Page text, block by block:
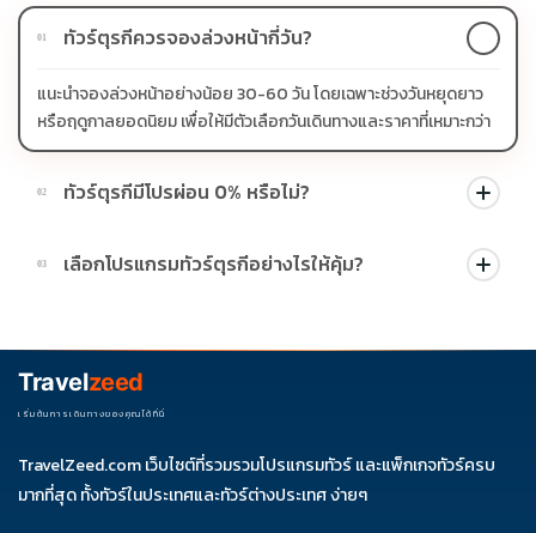
01 ทัวร์ตุรกีควรจองล่วงหน้ากี่วัน?
แนะนำจองล่วงหน้าอย่างน้อย 30-60 วัน โดยเฉพาะช่วงวันหยุดยาว
หรือฤดูกาลยอดนิยม เพื่อให้มีตัวเลือกวันเดินทางและราคาที่เหมาะกว่า
02 ทัวร์ตุรกีมีโปรผ่อน 0% หรือไม่?
บางโปรแกรมมีโปรผ่อน 0% หรือโปรโมชั่นบัตรเครดิตตามเงื่อนไขที่
บริษัทกำหนด สามารถดูสัญลักษณ์โปรโมชั่นในรายการทัวร์แต่ละ
03 เลือกโปรแกรมทัวร์ตุรกีอย่างไรให้คุ้ม?
ช่วงราคา ไม่ควรเทียบจากราคาต่ำสุดเพียงอย่างเดียว
Travelzeed
เริ่มต้นการเดินทางของคุณได้ที่นี่
TravelZeed.com เว็บไซต์ที่รวมรวมโปรแกรมทัวร์ และแพ็กเกจทัวร์ครบ
มากที่สุด ทั้งทัวร์ในประเทศและทัวร์ต่างประเทศ ง่ายๆ